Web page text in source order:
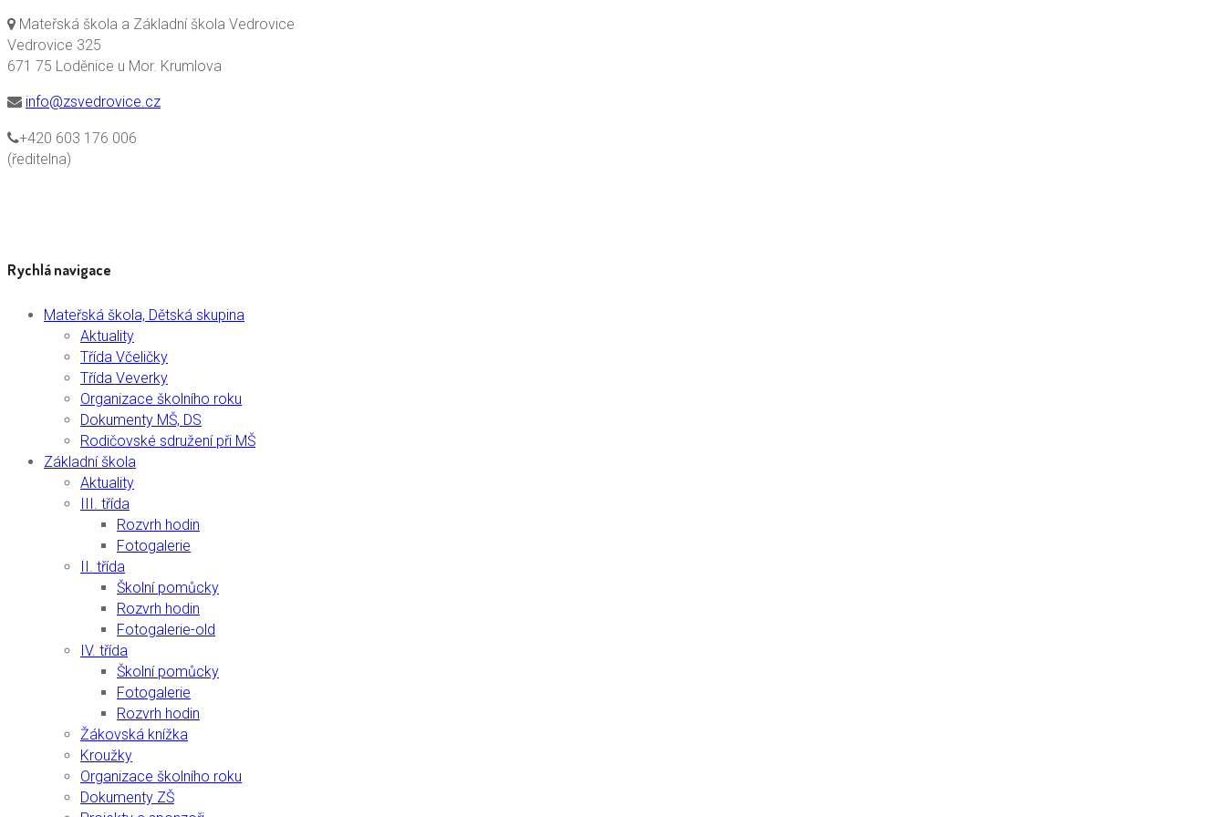
Mateřská škola a Základní škola Vedrovice
Vedrovice 325
671 75 Loděnice u Mor. Krumlova
info@zsvedrovice.cz
+420 603 176 006
(ředitelna)
Rychlá navigace
Mateřská škola, Dětská skupina
Aktuality
Třída Včeličky
Třída Veverky
Organizace školního roku
Dokumenty MŠ, DS
Rodičovské sdružení při MŠ
Základní škola
Aktuality
III. třída
Rozvrh hodin
Fotogalerie
II. třída
Školní pomůcky
Rozvrh hodin
Fotogalerie-old
IV. třída
Školní pomůcky
Fotogalerie
Rozvrh hodin
Žákovská knížka
Kroužky
Organizace školního roku
Dokumenty ZŠ